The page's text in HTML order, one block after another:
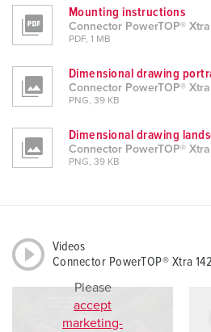
Mounting instructions
Connector PowerTOP®
PDF, 1 MB
Dimensional drawing
Connector PowerTOP®
PNG, 39 KB
Dimensional drawing
Connector PowerTOP®
PNG, 39 KB
Videos
Connector PowerTOP® Xtra
Please
accept
marketing-